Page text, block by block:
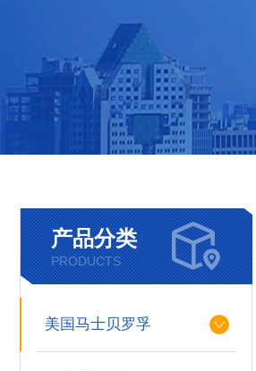
产品分类
PRODUCTS
美国马士贝罗孚